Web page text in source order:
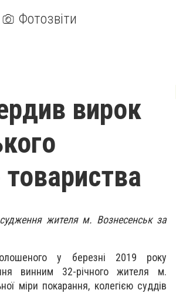
Фотозвіти
вирок
жителя м. Вознесенськ за
у березні 2019 року
винним 32-річного жителя м.
міри покарання, колегією суддів